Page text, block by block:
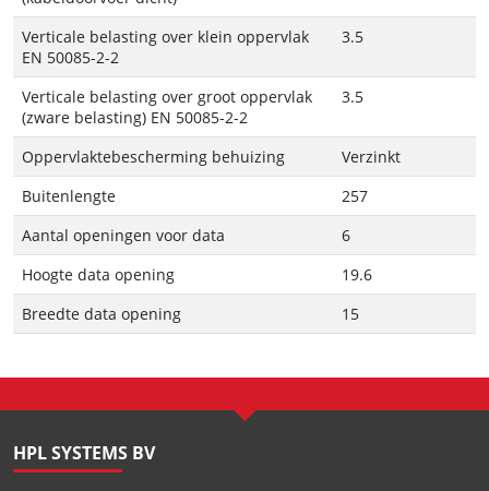
Verticale belasting over klein oppervlak
EN 50085-2-2
3.5
Verticale belasting over groot oppervlak
(zware belasting) EN 50085-2-2
3.5
Oppervlaktebescherming behuizing
Verzinkt
Buitenlengte
257
Aantal openingen voor data
6
Hoogte data opening
19.6
Breedte data opening
15
HPL SYSTEMS BV